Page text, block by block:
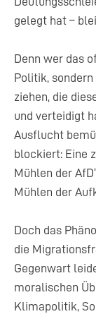
gelegt hat –
Denn wer das
Politik,
ziehen, die
und verteidigt
Ausflucht
blockiert: Eine
Mühlen der
Mühlen der
Doch das
die
Gegenwart
moralischen
Klimapolitik,